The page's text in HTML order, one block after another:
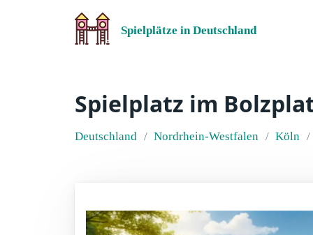
Spielplätze in Deutschland
Spielplatz im
Deutschland Nordrhein-Westfalen Köln